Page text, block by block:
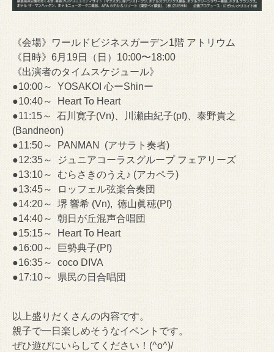
《会場》ワールドビジネスガーデン1階 アトリウム
《日時》6月19日（日）10:00〜18:00
《出演者のタイムスケジュール》
●10:00～ YOSAKOI 心ーShinー
●10:40～ Heart To Heart
●11:15～ 石川寛子(Vn)、川瀬由紀子(pf)、泰野貴之
(Bandneon)
●11:50～ PANMAN (アサラト奏者)
●12:35～ ジュニアコーラスグループ フェアリーズ
●13:10～ むらさきのうえ♪ (アカペラ)
●13:45～ ロッフェル弦楽合奏団
●14:20～ 堺 響希 (Vn), 徳山眞穂(Pf)
●14:40～ 朝日が丘混声合唱団
●15:15～ Heart To Heart
●16:00～ 巨勢典子(Pf)
●16:35～ coco DIVA
●17:10～ 県民の日合唱団
以上盛りだくさんの内容です。
親子で一日楽しめそうなイベントです。
ぜひ遊びにいらしてください！(^o^)/